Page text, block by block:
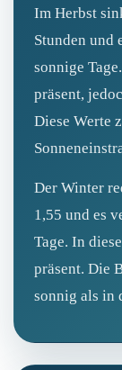
Im Herbst
Stunden und
sonnige
präsent,
Diese Werte
Der Winter
1,55 und es
Tage. In
präsent. Die
sonnig als in